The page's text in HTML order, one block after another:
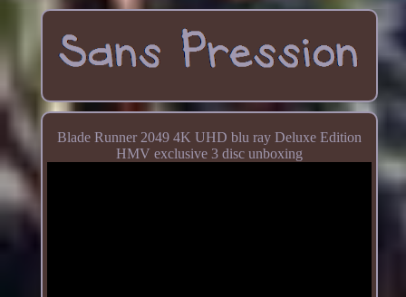
Blade Runner 2049 4K UHD blu ray Deluxe Edition
HMV exclusive 3 disc unboxing